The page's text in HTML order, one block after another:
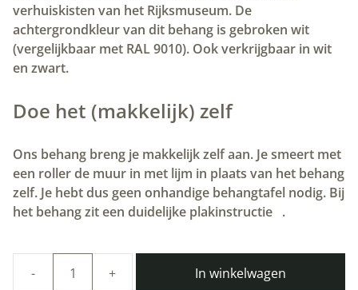
verhuiskisten van het Rijksmuseum. De
achtergrondkleur van dit behang is gebroken wit
(vergelijkbaar met RAL 9010). Ook verkrijgbaar in wit
en zwart.
Doe het (makkelijk) zelf
Ons behang breng je makkelijk zelf aan. Je smeert met
een roller de muur in met lijm in plaats van het behang
zelf. Je hebt dus geen onhandige behangtafel nodig. Bij
het behang zit een duidelijke plakinstructie .
In winkelwagen